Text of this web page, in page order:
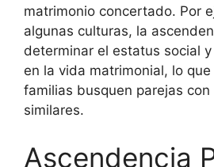
matrimonio concertado. Por
algunas culturas, la
determinar el estatus social
en la vida matrimonial, lo
familias busquen parejas
similares.
Ascendencia